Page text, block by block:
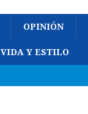
OPINIÓN
VIDA Y ESTILO